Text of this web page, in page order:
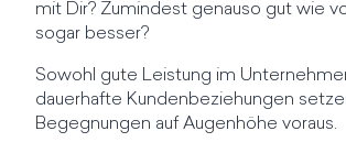
mit Dir? Zumindest genauso gut wie
sogar besser?
Sowohl gute Leistung im
dauerhafte Kundenbeziehungen
Begegnungen auf Augenhöhe voraus.